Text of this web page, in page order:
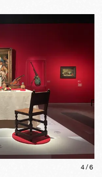
4 /6